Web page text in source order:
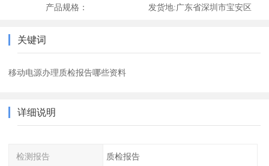
产品规格： 发货地:广东省深圳市宝安区
关键词
移动电源办理质检报告哪些资料
详细说明
检测报告 质检报告